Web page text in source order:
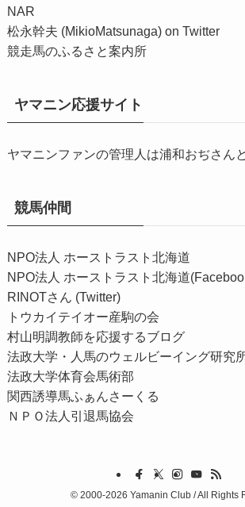
NAR
松永幹夫 (MikioMatsunaga) on Twitter
競走馬のふるさと案内所
ヤマニン応援サイト
ヤマニンファンの管理人は浦和おぢさん
競馬仲間
NPO法人 ホーストラスト北海道
NPO法人 ホーストラスト北海道
RINOTさん (Twitter)
トウカイテイオー産駒の会
村山明調教師を応援するブログ
法政大学・人馬のウェルビーイング研究
法政大学体育会馬術部
関西誘導馬ふぁんさーくる
ＮＰＯ法人引退馬協会
©2000-2026 Yamanin Club / All Rights